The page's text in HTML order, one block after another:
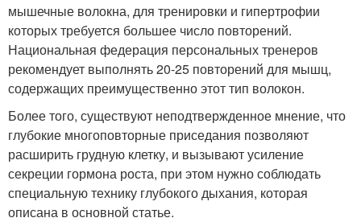
мышечные волокна, для тренировки и гипертрофии
которых требуется большее число повторений.
Национальная федерация персональных тренеров
рекомендует выполнять 20-25 повторений для мышц,
содержащих преимущественно этот тип волокон.
Более того, существуют неподтвержденное мнение, что
глубокие многоповторные приседания позволяют
расширить грудную клетку, и вызывают усиление
секреции гормона роста, при этом нужно соблюдать
специальную технику глубокого дыхания, которая
описана в основной статье.